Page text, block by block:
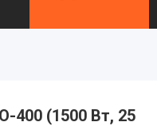
400 (1500 Вт, 25